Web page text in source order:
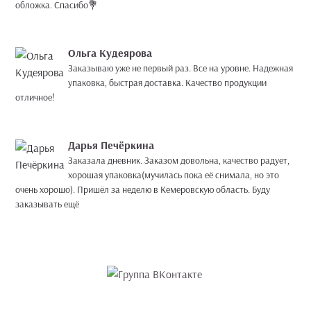
обложка. Спасибо💐
Ольга Кудеярова
Заказываю уже не первый раз. Все на уровне. Надежная
упаковка, быстрая доставка. Качество продукции
отличное!
Дарья Печёркина
Заказала дневник. Заказом довольна, качество радует,
хорошая упаковка(мучилась пока её снимала, но это
очень хорошо). Пришёл за неделю в Кемеровскую область. Буду
заказывать ещё